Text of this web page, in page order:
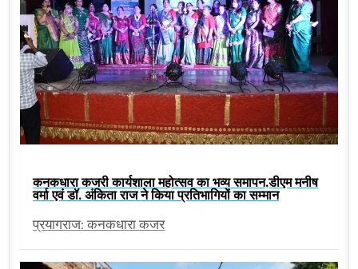
कनकधारा कजरी कार्यशाला महोत्सव का भव्य समापन,डीएम मनीष
वर्मा एवं डॉ. अंकिता राज ने किया प्रतिभागियों का सम्मान
प्रयागराज: कनकधारा कजर